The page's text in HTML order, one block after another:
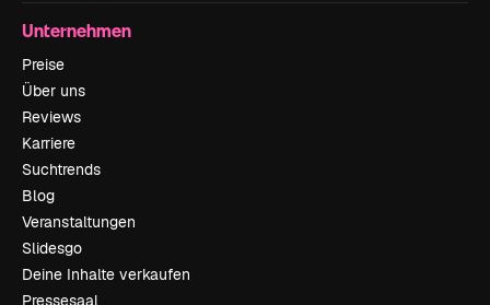
Unternehmen
Preise
Über uns
Reviews
Karriere
Suchtrends
Blog
Veranstaltungen
Slidesgo
Deine Inhalte verkaufen
Pressesaal